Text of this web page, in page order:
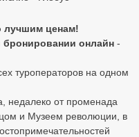
лучшим ценам!
бронировании онлайн -
туроператоров на одном
недалеко от променада
и Музеем революции, в